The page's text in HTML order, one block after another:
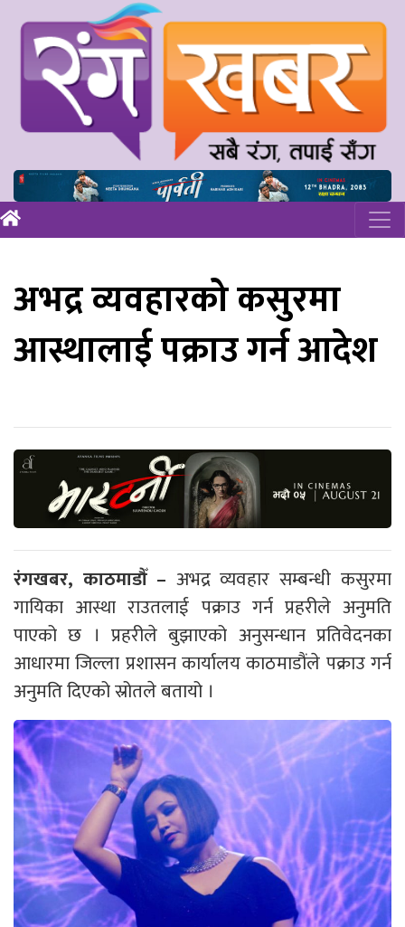
अभद्र व्यवहारको कसुरमा
आस्थालाई पक्राउ गर्न आदेश
रंगखबर, काठमाडौँ – अभद्र व्यवहार सम्बन्धी कसुरमा
गायिका आस्था राउतलाई पक्राउ गर्न प्रहरीले अनुमति
पाएको छ । प्रहरीले बुझाएको अनुसन्धान प्रतिवेदनका
आधारमा जिल्ला प्रशासन कार्यालय काठमाडौंले पक्राउ गर्न
अनुमति दिएको स्रोतले बतायो ।